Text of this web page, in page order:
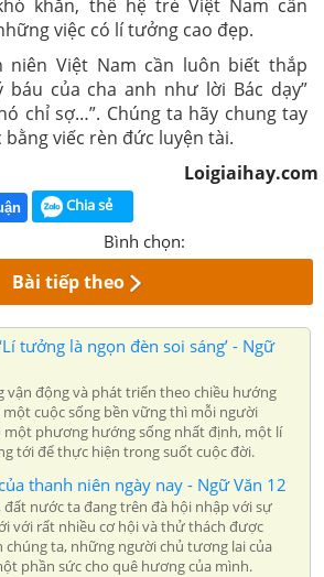
khăn, thế hệ trẻ Việt Nam cần
việc có lí tưởng cao đẹp.
niên Việt Nam cần luôn biết thắp
báu của cha anh như lời Bác dạy”
chỉ sợ…”. Chúng ta hãy chung tay
viếc rèn đức luyện tài.
Loigiaihay.com
Chia sẻ
Bình chọn:
Bài tiếp theo
tưởng là ngọn đèn soi sáng’ - Ngữ
vận động và phát triển theo chiều hướng
cuộc sống bền vững thì mỗi người
một phương hướng sống nhất định, một lí
tới để thực hiện trong suốt cuộc đời.
thanh niên ngày nay - Ngữ Văn 12
đất nước ta đang trên đà hội nhập với sự
với rất nhiều cơ hội và thử thách được
chúng ta, những người chủ tương lai của
phần sức cho quê hương của mình.